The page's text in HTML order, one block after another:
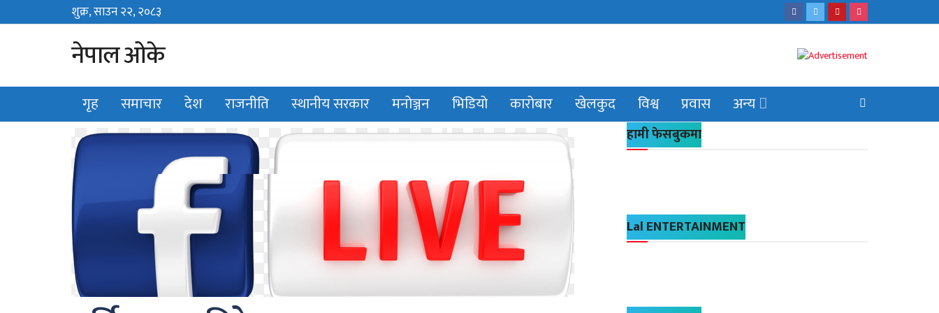
शुक्र, साउन २२, २०८३
नेपाल ओके
गृह समाचार देश राजनीति स्थानीय सरकार मनोञ्जन भिडियो कारोबार खेलकुद विश्व प्रवास अन्य
हामी फेसबुकमा
Lal ENTERTAINMENT